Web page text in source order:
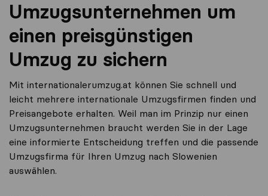
Umzugsunternehmen um
einen preisgünstigen
Umzug zu sichern
Mit internationalerumzug.at können Sie schnell und
leicht mehrere internationale Umzugsfirmen finden und
Preisangebote erhalten. Weil man im Prinzip nur einen
Umzugsunternehmen braucht werden Sie in der Lage
eine informierte Entscheidung treffen und die passende
Umzugsfirma für Ihren Umzug nach Slowenien
auswählen.